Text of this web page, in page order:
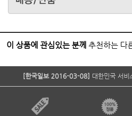
이 상품에 관심있는 분께 추천하는 다
[한국일보 2016-03-08] 대한민국 서